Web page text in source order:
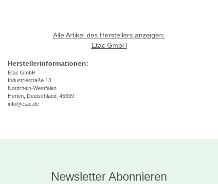
Alle Artikel des Herstellers anzeigen:
Etac GmbH
Herstellerinformationen:
Etac GmbH
Industriestraße 13
Nordrhein-Westfalen
Herten, Deutschland, 45699
info@etac.de
Newsletter Abonnieren